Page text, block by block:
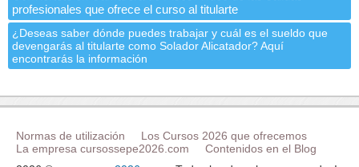
profesionales que ofrece el curso al titularte
¿Deseas saber dónde puedes trabajar y cuál es el sueldo que
devengarás al titularte como Solador Alicatador? Aquí
encontrarás la información
Normas de utilización
Los Cursos 2026 que ofrecemos
La empresa cursossepe2026.com
Contenidos en el Blog